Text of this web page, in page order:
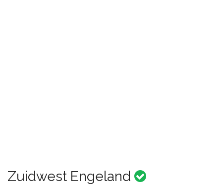
Zuidwest Engeland